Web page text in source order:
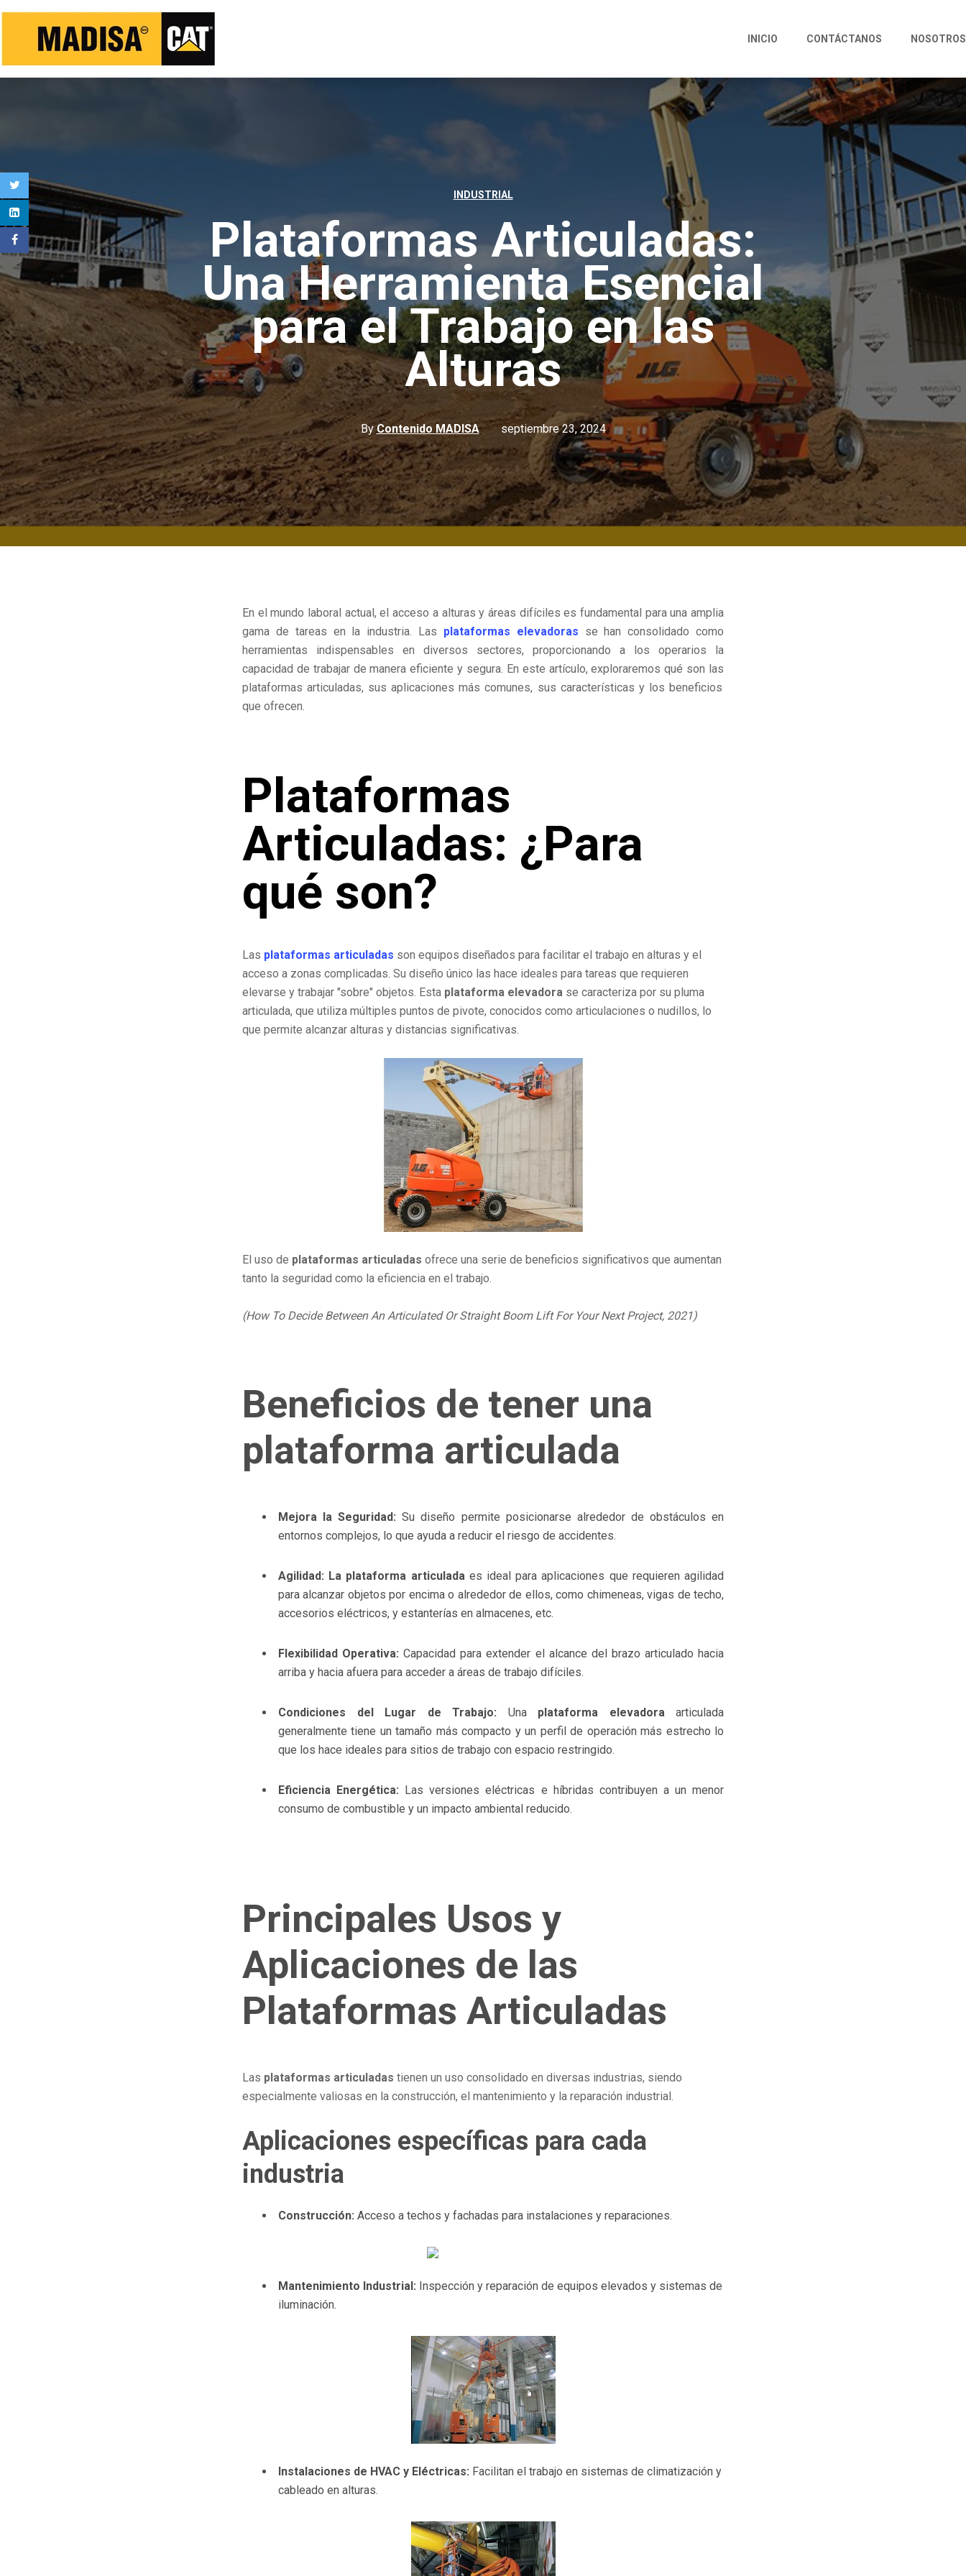
INICIO CONTÁCTANOS NOSOTROS
INDUSTRIAL
Plataformas Articuladas:
Una Herramienta Esencial
para el Trabajo en las
Alturas
ByContenido MADISA septiembre 23, 2024
En el mundo laboral actual, el acceso a alturas y áreas difíciles es fundamental para una amplia
gama de tareas en la industria. Las plataformas elevadoras se han consolidado como
herramientas indispensables en diversos sectores, proporcionando a los operarios la
capacidad de trabajar de manera eficiente y segura. En este artículo, exploraremos qué son las
plataformas articuladas, sus aplicaciones más comunes, sus características y los beneficios
que ofrecen.
Plataformas
Articuladas: ¿Para
qué son?
Las plataformas articuladas son equipos diseñados para facilitar el trabajo en alturas y el
acceso a zonas complicadas. Su diseño único las hace ideales para tareas que requieren
elevarse y trabajar "sobre" objetos. Esta plataforma elevadora se caracteriza por su pluma
articulada, que utiliza múltiples puntos de pivote, conocidos como articulaciones o nudillos, lo
que permite alcanzar alturas y distancias significativas.
El uso de plataformas articuladas ofrece una serie de beneficios significativos que aumentan
tanto la seguridad como la eficiencia en el trabajo.
(How To Decide Between An Articulated Or Straight Boom Lift For Your Next Project, 2021)
Beneficios de tener una
plataforma articulada
Mejora la Seguridad: Su diseño permite posicionarse alrededor de obstáculos en
entornos complejos, lo que ayuda a reducir el riesgo de accidentes.
Agilidad: La plataforma articulada es ideal para aplicaciones que requieren agilidad
para alcanzar objetos por encima o alrededor de ellos, como chimeneas, vigas de techo,
accesorios eléctricos, y estanterías en almacenes, etc.
Flexibilidad Operativa: Capacidad para extender el alcance del brazo articulado hacia
arriba y hacia afuera para acceder a áreas de trabajo difíciles.
Condiciones del Lugar de Trabajo: Una plataforma elevadora articulada
generalmente tiene un tamaño más compacto y un perfil de operación más estrecho lo
que los hace ideales para sitios de trabajo con espacio restringido.
Eficiencia Energética: Las versiones eléctricas e híbridas contribuyen a un menor
consumo de combustible y un impacto ambiental reducido.
Principales Usos y
Aplicaciones de las
Plataformas Articuladas
Las plataformas articuladas tienen un uso consolidado en diversas industrias, siendo
especialmente valiosas en la construcción, el mantenimiento y la reparación industrial.
Aplicaciones específicas para cada
industria
Construcción: Acceso a techos y fachadas para instalaciones y reparaciones.
Mantenimiento Industrial: Inspección y reparación de equipos elevados y sistemas de
iluminación.
Instalaciones de HVAC y Eléctricas: Facilitan el trabajo en sistemas de climatización y
cableado en alturas.